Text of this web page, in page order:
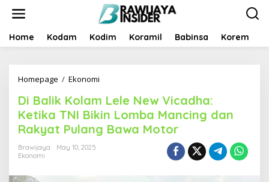
t
Home Kodam Kodim Koramil Babinsa Korem
Homepage / Ekonomi
B
a
l
i
Di Balik Kolam Lele New Vicadha:
Ketika TNI Bikin Lomba Mancing dan
Rakyat Pulang Bawa Motor
Brawijaya
May 10, 2025
Ekonomi